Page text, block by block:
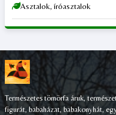
Asztalok, íróasztalok
Természetes tömörfa áruk,
figurát, babaházat, babakonyhát,